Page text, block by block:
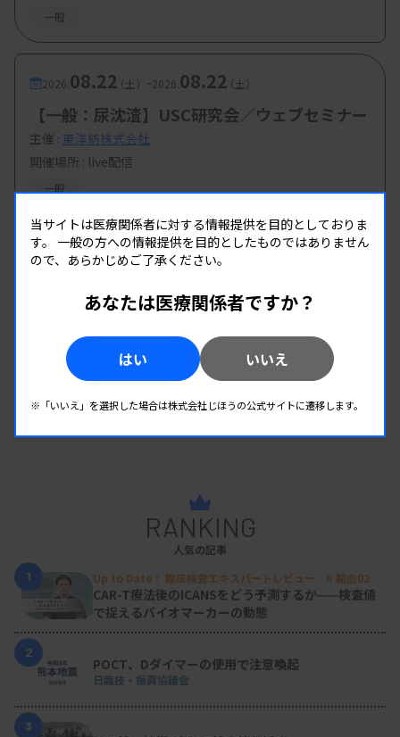
一般
2026. 08.22（土） -2026. 08.22（土）
【一般：尿沈渣】USC研究会／ウェブセミナー
主催 : 東洋紡株式会社
開催場所 : live配信
一般
RANKING
人気の記事
1
Up to Date！ 臨床検査エキスパートレビュー # 輸血02
CAR-T療法後のICANSをどう予測するか——検査値
で捉えるバイオマーカーの動態
2
POCT、Dダイマーの使用で注意喚起
日臨技・振興協議会
3
当サイトは医療関係者に対する情報提供を目的としておりま
す。 一般の方への情報提供を目的としたものではありません
ので、あらかじめご了承ください。
あなたは医療関係者ですか？
はい いいえ
※「いいえ」を選択した場合は株式会社じほうの公式サイトに遷移します。